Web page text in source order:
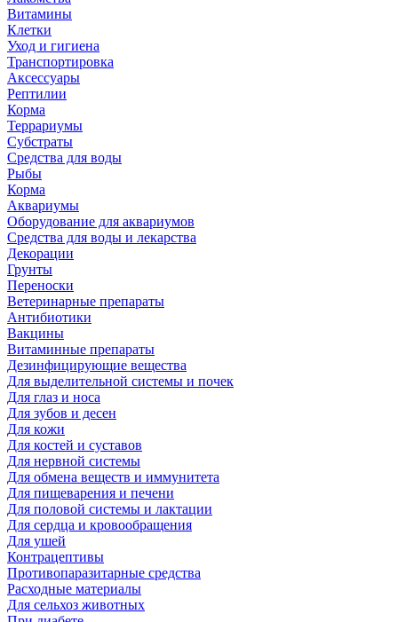
Витамины
Клетки
Уход и гигиена
Транспортировка
Аксессуары
Рептилии
Корма
Террариумы
Субстраты
Средства для воды
Рыбы
Корма
Аквариумы
Оборудование для аквариумов
Средства для воды и лекарства
Декорации
Грунты
Переноски
Ветеринарные препараты
Антибиотики
Вакцины
Витаминные препараты
Дезинфицирующие вещества
Для выделительной системы и почек
Для глаз и носа
Для зубов и десен
Для кожи
Для костей и суставов
Для нервной системы
Для обмена веществ и иммунитета
Для пищеварения и печени
Для половой системы и лактации
Для сердца и кровообращения
Для ушей
Контрацептивы
Противопаразитарные средства
Расходные материалы
Для сельхоз животных